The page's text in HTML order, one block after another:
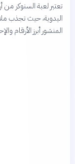
تعتبر لعبة السنوكر من
اليدوية، حيث تجذب
المنشور أبرز الأرقام